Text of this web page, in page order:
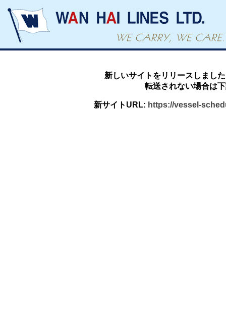
新しいサイトをリリースしまし
転送されない場合は
新サイトURL: https://vessel-